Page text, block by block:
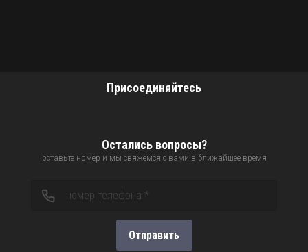
Присоединяйтесь
Остались вопросы?
оставьте номер и мы свяжемся с вами в ближайшее время
Отправить